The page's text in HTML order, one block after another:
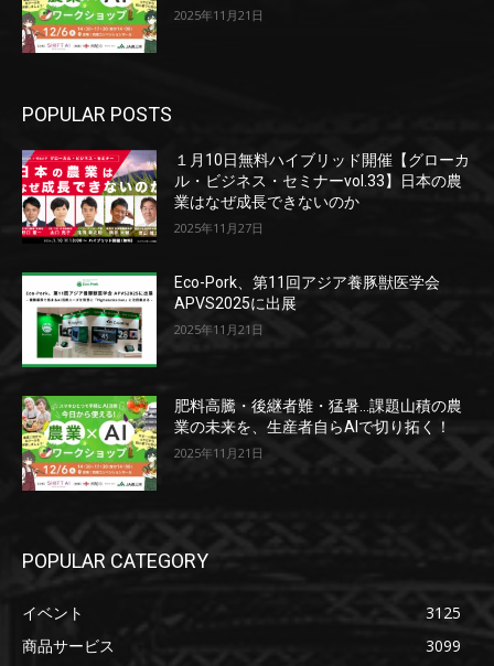
2025年11月21日
POPULAR POSTS
１月10日無料ハイブリッド開催【グローカ
ル・ビジネス・セミナーvol.33】日本の農
業はなぜ成長できないのか
2025年11月27日
Eco-Pork、第11回アジア養豚獣医学会
APVS2025に出展
2025年11月21日
肥料高騰・後継者難・猛暑…課題山積の農
業の未来を、生産者自らAIで切り拓く！
2025年11月21日
POPULAR CATEGORY
イベント
3125
商品サービス
3099